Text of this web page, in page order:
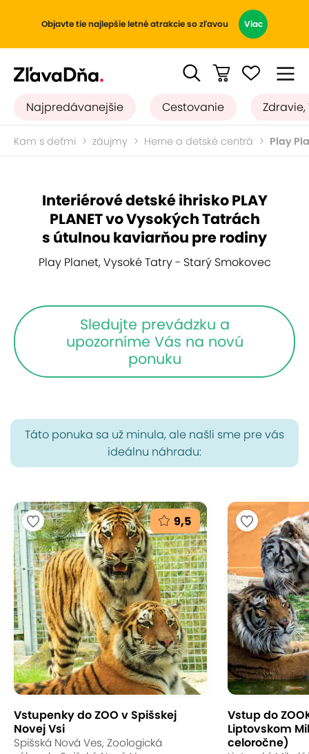
Objavte tie najlepšie letné atrakcie so zľavou Viac
Najpredávanejšie Cestovanie Zdravie,
Kam s deťmi záujmy Herne a detské centrá Play
Interiérové detské ihrisko PLAY
PLANET vo Vysokých Tatrách
s útulnou kaviarňou pre rodiny
Play Planet, Vysoké Tatry - Starý Smokovec
Sledujte prevádzku a
upozorníme Vás na novú
ponuku
Táto ponuka sa už minula, ale našli sme pre vás
ideálnu náhradu:
9,5
Vstupenky do ZOO v Spišskej
Novej Vsi
Spišská Nová Ves, Zoologická
Vstup do
Liptovskom
celoročne)